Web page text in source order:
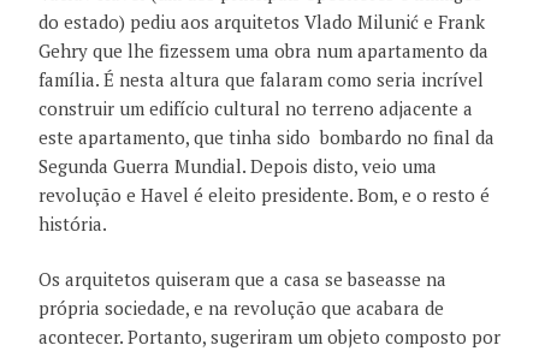
do estado) pediu aos arquitetos Vlado Milunić e Frank
Gehry que lhe fizessem uma obra num apartamento da
família. É nesta altura que falaram como seria incrível
construir um edifício cultural no terreno adjacente a
este apartamento, que tinha sido bombardo no final da
Segunda Guerra Mundial. Depois disto, veio uma
revolução e Havel é eleito presidente. Bom, e o resto é
história.
Os arquitetos quiseram que a casa se baseasse na
própria sociedade, e na revolução que acabara de
acontecer. Portanto, sugeriram um objeto composto por